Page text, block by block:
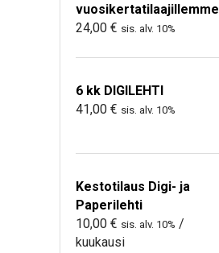
vuosikertatilaajillemme
24,00 € sis. alv. 10%
6 kk DIGILEHTI
41,00 € sis. alv. 10%
Kestotilaus Digi- ja
Paperilehti
10,00 € sis. alv. 10% /
kuukausi